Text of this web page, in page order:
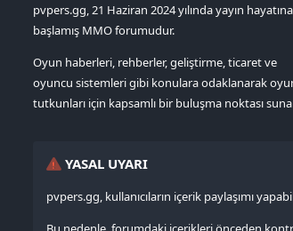
pvpers.gg, 21 Haziran 2024 yılında yayın hayatına
başlamış MMO forumudur.
Oyun haberleri, rehberler, geliştirme, ticaret ve
oyuncu sistemleri gibi konulara odaklanarak
tutkunları için kapsamlı bir buluşma noktası
YASAL UYARI
pvpers.gg, kullanıcıların içerik paylaşımı